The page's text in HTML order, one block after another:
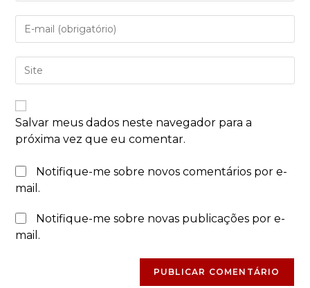
Salvar meus dados neste navegador para a
próxima vez que eu comentar.
Notifique-me sobre novos comentários por e-
mail.
Notifique-me sobre novas publicações por e-
mail.